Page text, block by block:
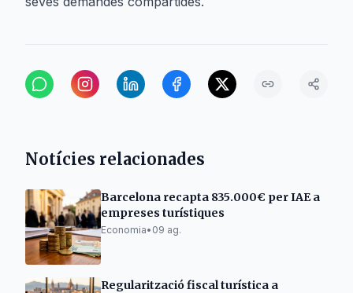
Notícies relacionades
Barcelona recapta 835.000€ per IAE a
empreses turístiques
Economia• 09 ag.
Regularització fiscal turística a